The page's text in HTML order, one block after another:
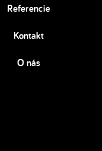
Referencie
Kontakt
O nás